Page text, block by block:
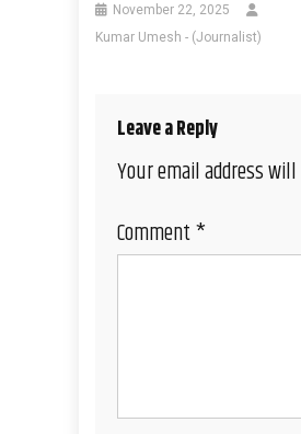
November 22, 2025
Kumar Umesh - (Journalist)
Leave a Reply
Your email address
Comment*